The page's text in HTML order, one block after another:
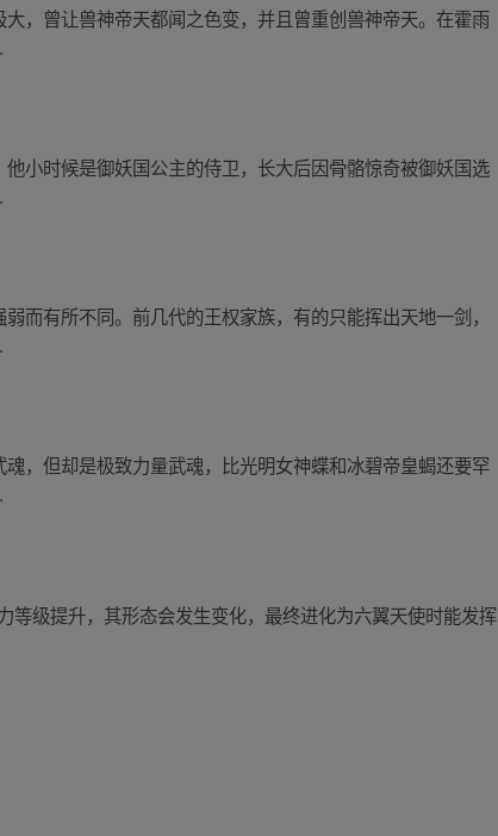
，曾让兽神帝天都闻之色变，并且曾重创兽神帝天。在霍雨
小时候是御妖国公主的侍卫，长大后因骨骼惊奇被御妖国选
而有所不同。前几代的王权家族，有的只能挥出天地一剑，
，但却是极致力量武魂，比光明女神蝶和冰碧帝皇蝎还要罕
级提升，其形态会发生变化，最终进化为六翼天使时能发挥